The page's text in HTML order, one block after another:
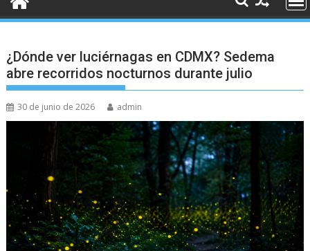
¿Dónde ver luciérnagas en CDMX? Sedema
abre recorridos nocturnos durante julio
30 de junio de 2026 admin